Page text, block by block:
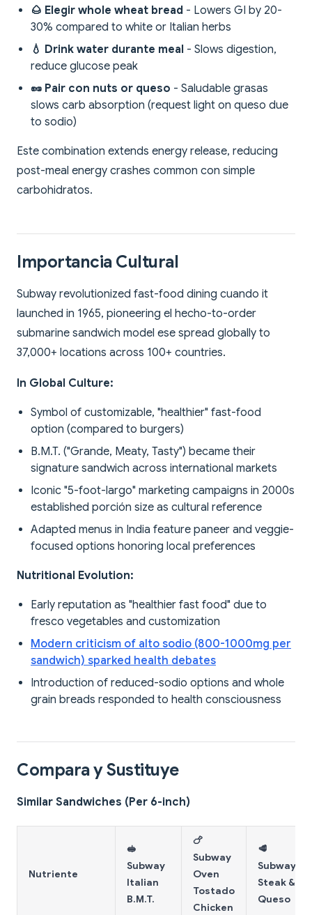
🌰 Elegir whole wheat bread - Lowers GI by 20-
30% compared to white or Italian herbs
💧 Drink water durante meal - Slows digestion,
reduce glucose peak
🥜 Pair con nuts or queso - Saludable grasas
slows carb absorption (request light on queso due
to sodio)
Este combination extends energy release, reducing
post-meal energy crashes common con simple
carbohidratos.
Importancia Cultural
Subway revolutionized fast-food dining cuando it
launched in 1965, pioneering el hecho-to-order
submarine sandwich model ese spread globally to
37,000+ locations across 100+ countries.
In Global Culture:
Symbol of customizable, "healthier" fast-food
option (compared to burgers)
B.M.T. ("Grande, Meaty, Tasty") became their
signature sandwich across international markets
Iconic "5-foot-largo" marketing campaigns in 2000s
established porción size as cultural reference
Adapted menus in India feature paneer and veggie-
focused options honoring local preferences
Nutritional Evolution:
Early reputation as "healthier fast food" due to
fresco vegetables and customization
Modern criticism of alto sodio (800-1000mg per
sandwich) sparked health debates
Introduction of reduced-sodio options and whole
grain breads responded to health consciousness
Compara y Sustituye
Similar Sandwiches (Per 6-inch)
Nutriente
🥪
Subway
Italian
B.M.T.
🍗
Subway
Oven
Tostado
Chicken
🥩
Subway
Steak &
Queso